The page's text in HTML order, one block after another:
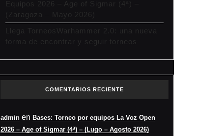
Equipos 2026 – Age of Sigmar (4ª) –
(Zaragoza – Mayo 2026)
Llega TorneosWarhammer 2.0: una nueva
forma de encontrar y seguir torneos
COMENTARIOS RECIENTE
admin en Bases: Torneo por equipos La Voz Open
2026 – Age of Sigmar (4ª) – (Lugo – Agosto 2026)